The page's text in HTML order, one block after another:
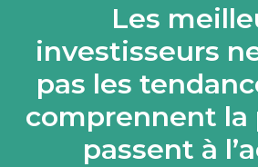
Les
investisseurs
pas les
comprennent la
passent à